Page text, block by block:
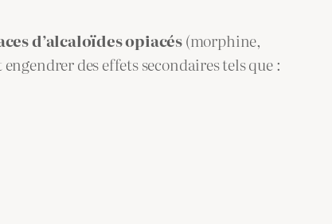
d’alcaloïdes opiacés(morphine,
des effets secondaires tels que :